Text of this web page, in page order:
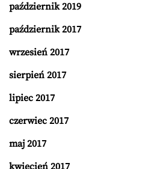
październik 2019
październik 2017
wrzesień 2017
sierpień 2017
lipiec 2017
czerwiec 2017
maj 2017